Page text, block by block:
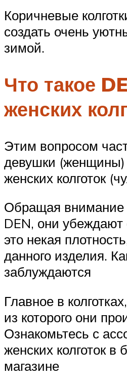
Коричневые
создать очень
зимой.
Что такое
женских
Этим вопросом
девушки
женских колготок
Обращая внимание
DEN, они убеждают
это некая
данного изделия.
заблуждаются
Главное в
из которого они
Ознакомьтесь с
женских колготок
магазине